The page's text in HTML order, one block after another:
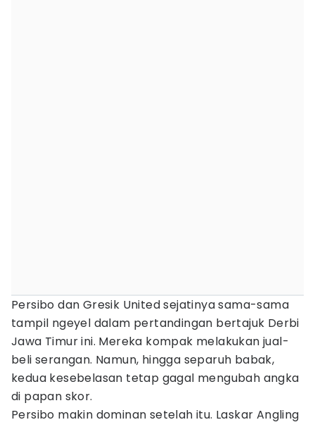
Persibo dan Gresik United sejatinya sama-sama
tampil ngeyel dalam pertandingan bertajuk Derbi
Jawa Timur ini. Mereka kompak melakukan jual-
beli serangan. Namun, hingga separuh babak,
kedua kesebelasan tetap gagal mengubah angka
di papan skor.
Persibo makin dominan setelah itu. Laskar Angling